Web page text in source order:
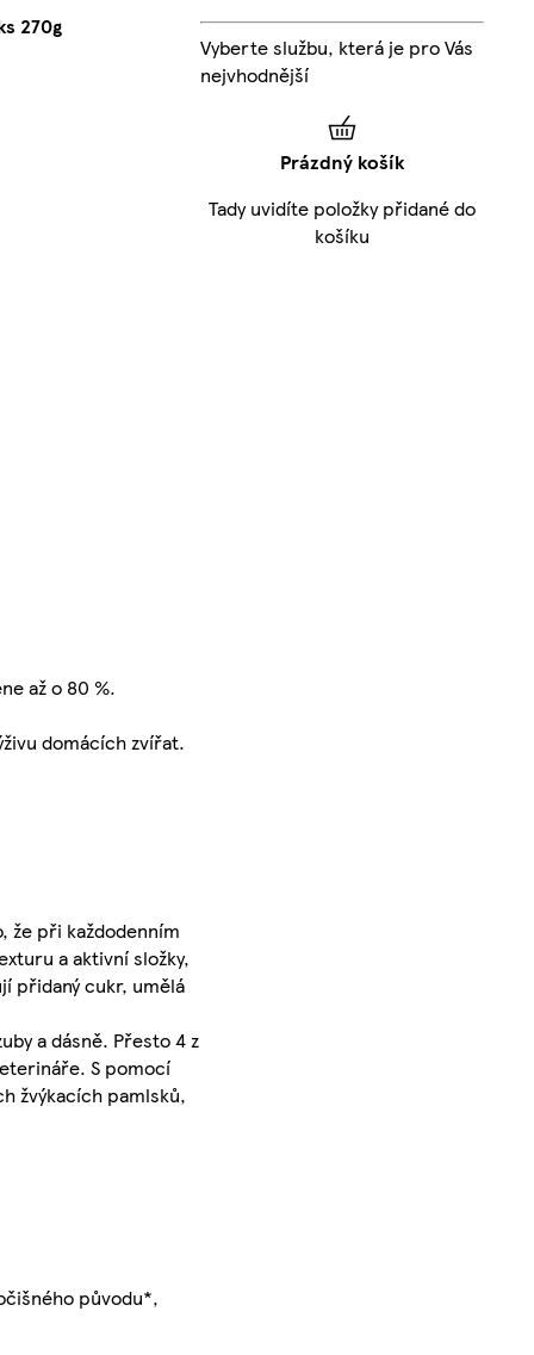
270g
až o 80 %.
domácích zvířat.
že při každodenním
a aktivní složky,
přidaný cukr, umělá
a dásně. Přesto 4 z
S pomocí
žvýkacích pamlsků,
původu*,
Vyberte službu, která je pro Vás
nejvhodnější
Prázdný košík
Tady uvidíte položky přidané do
košíku